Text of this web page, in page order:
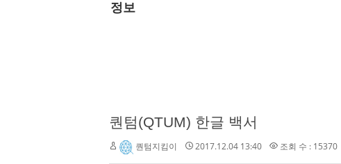
정보
퀀텀(QTUM) 한글 백서
퀀텀지킴이 2017.12.04 13:40 조회 수 : 15370